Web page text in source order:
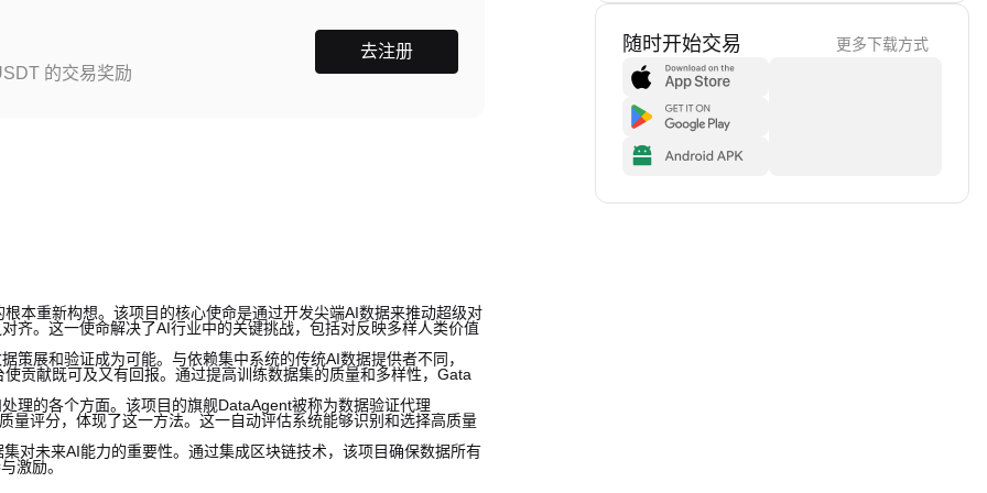
的交易奖励
去注册
本重新构想。该项目的核心使命是通过开发尖端AI数据来推动超级对
齐。这一使命解决了AI行业中的关键挑战，包括对反映多样人类价值
展和验证成为可能。与依赖集中系统的传统AI数据提供者不同，
贡献既可及又有回报。通过提高训练数据集的质量和多样性，Gata
理的各个方面。该项目的旗舰DataAgent被称为数据验证代理
量评分，体现了这一方法。这一自动评估系统能够识别和选择高质量
对未来AI能力的重要性。通过集成区块链技术，该项目确保数据所有
激励。
随时开始交易 更多下载方式